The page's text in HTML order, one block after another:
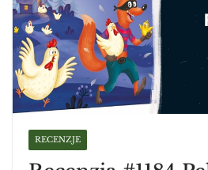
RECENZJE